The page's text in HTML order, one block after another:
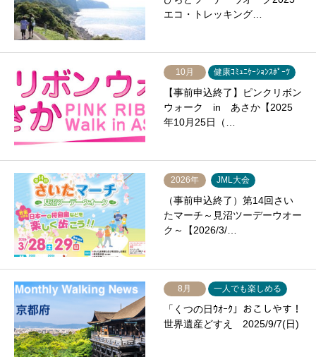
エコ・トレッキング…
10月 健康ｺﾐｭﾆｹｰｼｮﾝｽﾎﾟｰﾂ
【事前申込終了】ピンクリボン
ウォーク in あさか【2025
年10月25日（…
2026年 JML大会
（事前申込終了）第14回さい
たマーチ～見沼ツーデーウオー
ク～【2026/3/…
8月 一人でも楽しめる
「くつの日ｳｵｰｸ」おこしやす！
世界遺産どすえ 2025/9/7(日)